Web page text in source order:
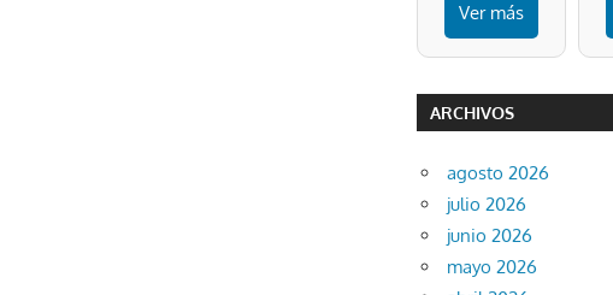
Ver más
ARCHIVOS
agosto 2026
julio 2026
junio 2026
mayo 2026